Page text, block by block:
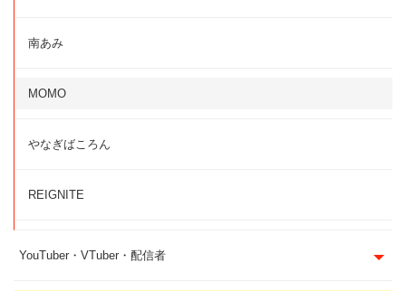
南あみ
MOMO
やなぎばころん
REIGNITE
YouTuber・VTuber・配信者